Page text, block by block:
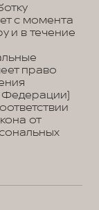
с момента
и в течение
право
Федерации)
от